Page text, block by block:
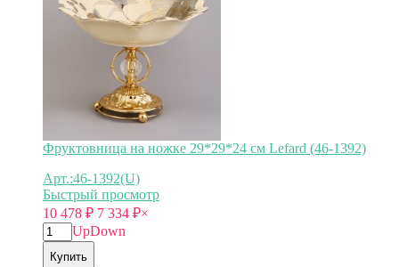
Фруктовница на ножке 29*29*24 см Lefard (46-1392)
Арт.:46-1392(U)
Быстрый просмотр
10 478 ₽ 7 334 ₽×
UpDown
Купить